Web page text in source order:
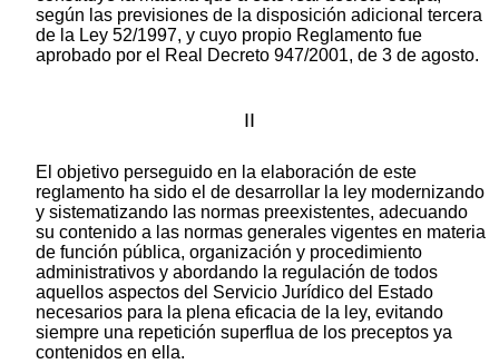
según las previsiones de la disposición adicional tercera
de la Ley 52/1997, y cuyo propio Reglamento fue
aprobado por el Real Decreto 947/2001, de 3 de agosto.
II
El objetivo perseguido en la elaboración de este
reglamento ha sido el de desarrollar la ley modernizando
y sistematizando las normas preexistentes, adecuando
su contenido a las normas generales vigentes en materia
de función pública, organización y procedimiento
administrativos y abordando la regulación de todos
aquellos aspectos del Servicio Jurídico del Estado
necesarios para la plena eficacia de la ley, evitando
siempre una repetición superflua de los preceptos ya
contenidos en ella.